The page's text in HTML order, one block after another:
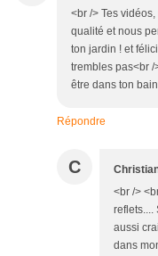
<br /> Tes
qualité et nous
ton jardin ! et
trembles pas<br
être dans ton
Répondre
C
<br />
reflets....
aussi
dans